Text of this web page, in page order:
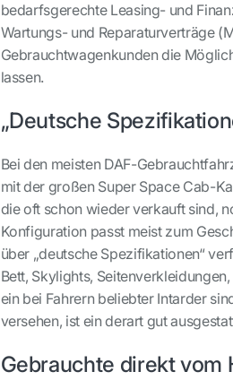
bedarfsgerechte Leasing- und
Wartungs- und Reparaturverträge
Gebrauchtwagenkunden die
lassen.
„Deutsche
Bei den meisten DAF-
mit der großen Super Space Cab-
die oft schon wieder verkauft sind,
Konfiguration passt meist zum
über „deutsche Spezifikationen“
Bett, Skylights,
ein bei Fahrern beliebter Intarder
versehen, ist ein derart gut
Gebrauchte direkt vom